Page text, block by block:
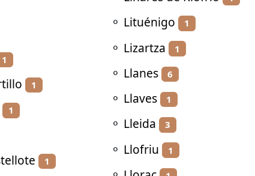
1
1
1
1
⚬ Lituénigo 1
⚬ Lizartza 1
⚬ Llanes 6
⚬ Llaves 1
⚬ Lleida 3
⚬ Llofriu 1